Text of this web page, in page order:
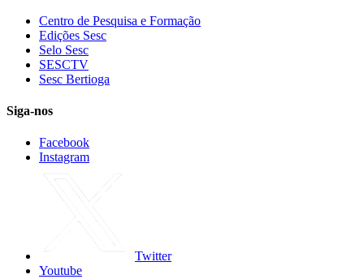
Centro de Pesquisa e Formação
Edições Sesc
Selo Sesc
SESCTV
Sesc Bertioga
Siga-nos
Facebook
Instagram
Twitter
Youtube